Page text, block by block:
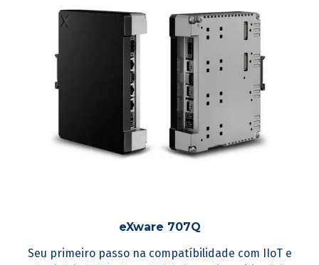
eXware 707Q
Seu primeiro passo na compatíbilidade com IIoT e